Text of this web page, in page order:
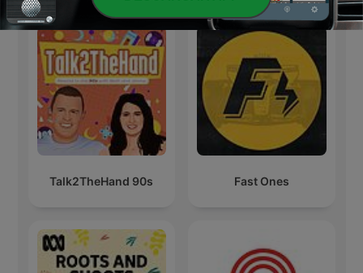
Talk2TheHand 90s Fast Ones